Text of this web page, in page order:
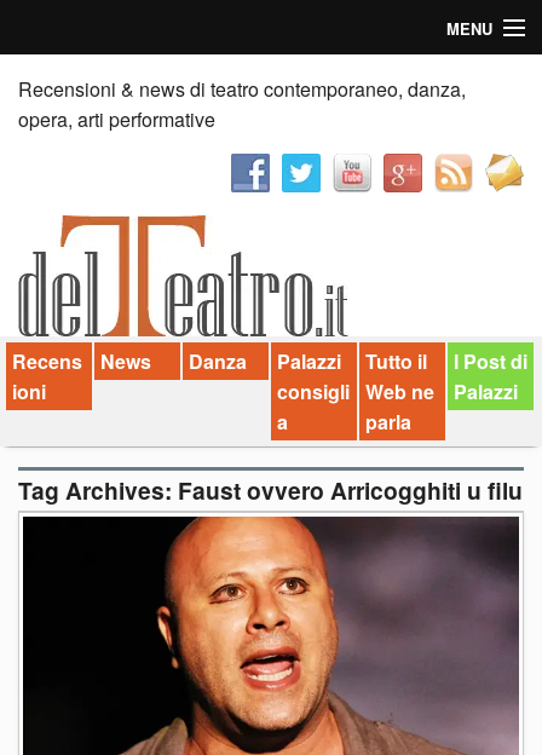
MENU
Home
Recensioni
News
Palazzi consiglia
Video
Chi siamo
Contatti
Recensioni & news di teatro contemporaneo, danza,
opera, arti performative
Recens
ioni
News Danza
Palazzi
consigli
a
Tutto il
Web ne
parla
I Post di
Palazzi
Tag Archives: Faust ovvero Arricogghiti u filu